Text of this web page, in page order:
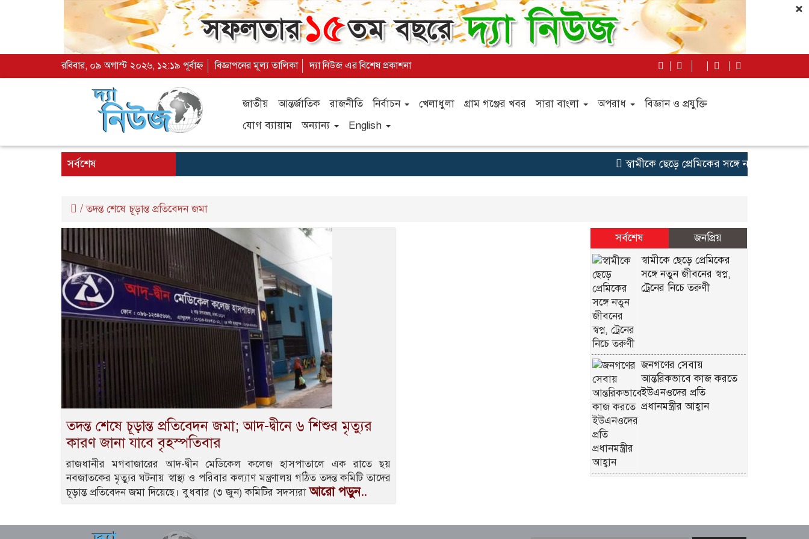
×
রবিবার, ০৯ অগাস্ট ২০২৬, ১২:১৯ পূর্বাহ্ন বিজ্ঞাপনের মূল্য তালিকা দ্যা নিউজ এর বিশেষ প্রকাশনা
জাতীয় আন্তর্জাতিক রাজনীতি নির্বাচন খেলাধুলা গ্রাম গঞ্জের খবর সারা বাংলা অপরাধ
বিজ্ঞান ও প্রযুক্তি
যোগ ব্যায়াম
অন্যান্য English
সর্বশেষ স্বামীকে ছেড়ে প্রেমিকের সঙ্গে নতুন জীবনের
/তদন্ত শেষে চূড়ান্ত প্রতিবেদন জমা
তদন্ত শেষে চূড়ান্ত প্রতিবেদন জমা; আদ-দ্বীনে ৬ শিশুর মৃত্যুর
কারণ জানা যাবে বৃহস্পতিবার
রাজধানীর মগবাজারের আদ-দ্বীন মেডিকেল কলেজ হাসপাতালে এক রাতে ছয়
নবজাতকের মৃত্যুর ঘটনায় স্বাস্থ্য ও পরিবার কল্যাণ মন্ত্রণালয় গঠিত তদন্ত কমিটি তাদের
চূড়ান্ত প্রতিবেদন জমা দিয়েছে। বুধবার (৩ জুন) কমিটির সদস্যরাআরো পড়ুন..
সর্বশেষ
জনপ্রিয়
স্বামীকে ছেড়ে প্রেমিকের
সঙ্গে নতুন জীবনের স্বপ্ন,
ট্রেনের নিচে তরুণী
জনগণের সেবায়
আন্তরিকভাবে কাজ করতে
ইউএনওদের প্রতি
প্রধানমন্ত্রীর আহ্বান